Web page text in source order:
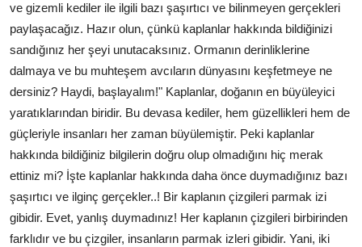
ve gizemli kediler ile ilgili bazı şaşırtıcı ve bilinmeyen gerçekleri
paylaşacağız. Hazır olun, çünkü kaplanlar hakkında bildiğinizi
sandığınız her şeyi unutacaksınız. Ormanın derinliklerine
dalmaya ve bu muhteşem avcıların dünyasını keşfetmeye ne
dersiniz? Haydi, başlayalım!" Kaplanlar, doğanın en büyüleyici
yaratıklarından biridir. Bu devasa kediler, hem güzellikleri hem de
güçleriyle insanları her zaman büyülemiştir. Peki kaplanlar
hakkında bildiğiniz bilgilerin doğru olup olmadığını hiç merak
ettiniz mi? İşte kaplanlar hakkında daha önce duymadığınız bazı
şaşırtıcı ve ilginç gerçekler..! Bir kaplanın çizgileri parmak izi
gibidir. Evet, yanlış duymadınız! Her kaplanın çizgileri birbirinden
farklıdır ve bu çizgiler, insanların parmak izleri gibidir. Yani, iki